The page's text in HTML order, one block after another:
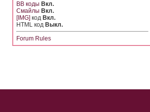
BB коды Вкл.
Смайлы Вкл.
[IMG] код Вкл.
HTML код Выкл.
Forum Rules